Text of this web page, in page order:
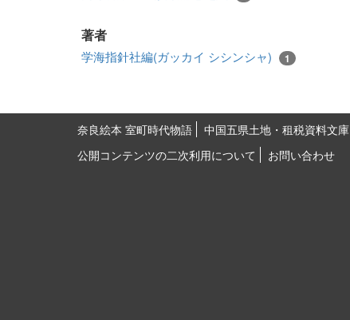
著者
学海指針社編(ガッカイ シシンシャ) 1
奈良絵本 室町時代物語 中国五県土地・租税資料文庫
公開コンテンツの二次利用について
お問い合わせ